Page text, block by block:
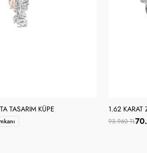
TASARIM KÜPE 1.62 KARAT
93.960 TL